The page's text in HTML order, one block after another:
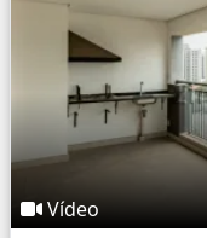
Vídeo